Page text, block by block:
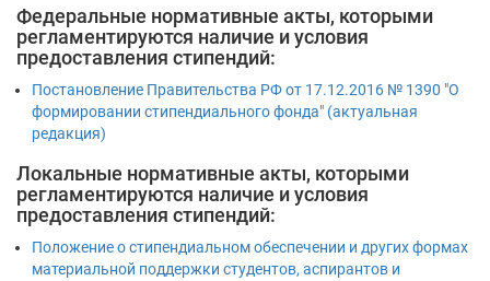
Федеральные нормативные акты, которыми
регламентируются наличие и условия
предоставления стипендий:
Постановление Правительства РФ от 17.12.2016 № 1390 "О
формировании стипендиального фонда" (актуальная
редакция)
Локальные нормативные акты, которыми
регламентируются наличие и условия
предоставления стипендий:
Положение о стипендиальном обеспечении и других формах
материальной поддержки студентов, аспирантов и